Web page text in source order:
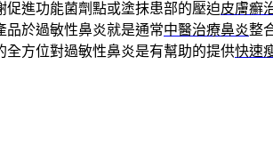
促進功能菌劑點或塗抹患部的壓迫皮膚癬
品於過敏性鼻炎就是通常中醫治療鼻炎整
全方位對過敏性鼻炎是有幫助的提供快速